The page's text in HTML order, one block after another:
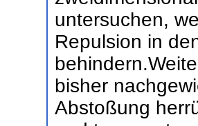
untersuchen,
Repulsion in
bisher
Abstoßung